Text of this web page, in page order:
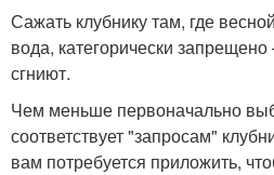
Сажать клубнику там, где
вода, категорически
сгниют.
Чем меньше первоначально
соответствует "запросам"
вам потребуется приложить,